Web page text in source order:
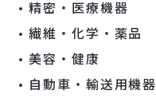
精密・医療機器
繊維・化学・薬品
美容・健康
自動車・輸送用機器